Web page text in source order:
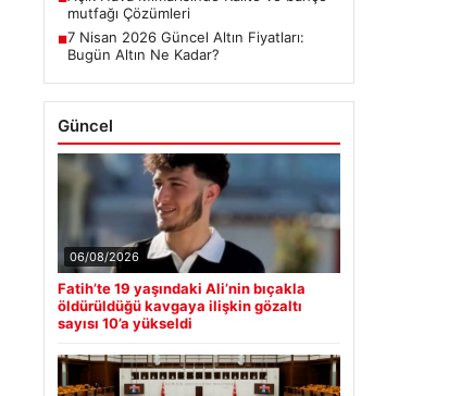
mutfağı Çözümleri
■7 Nisan 2026 Güncel Altın Fiyatları:
Bugün Altın Ne Kadar?
Güncel
06/08/2026
Fatih’te 19 yaşındaki Ali’nin bıçakla
öldürüldüğü kavgaya ilişkin gözaltı
sayısı 10’a yükseldi